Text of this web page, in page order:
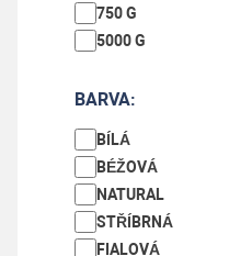
750 G
5000 G
BARVA:
BÍLÁ
BÉŽOVÁ
NATURAL
STŘÍBRNÁ
FIALOVÁ